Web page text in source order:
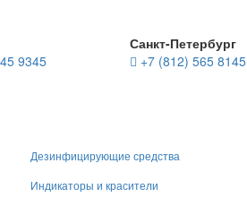
9345
Санкт-Петербург
+7 (812) 565 8145
Дезинфицирующие средства
Индикаторы и красители